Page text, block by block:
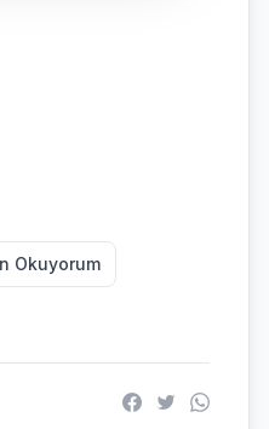
Okuyorum